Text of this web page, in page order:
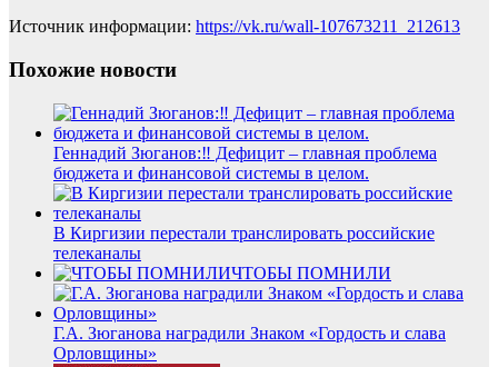
Источник информации: https://vk.ru/wall-107673211_212613
Похожие новости
Геннадий Зюганов:‼️ Дефицит – главная проблема
бюджета и финансовой системы в целом.
В Киргизии перестали транслировать российские
телеканалы
ЧТОБЫ ПОМНИЛИ
Г.А. Зюганова наградили Знаком «Гордость и слава
Орловщины»